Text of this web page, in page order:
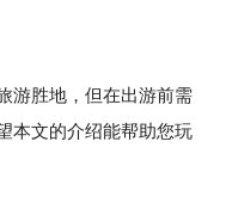
胜地，但在出游前需
本文的介绍能帮助您玩